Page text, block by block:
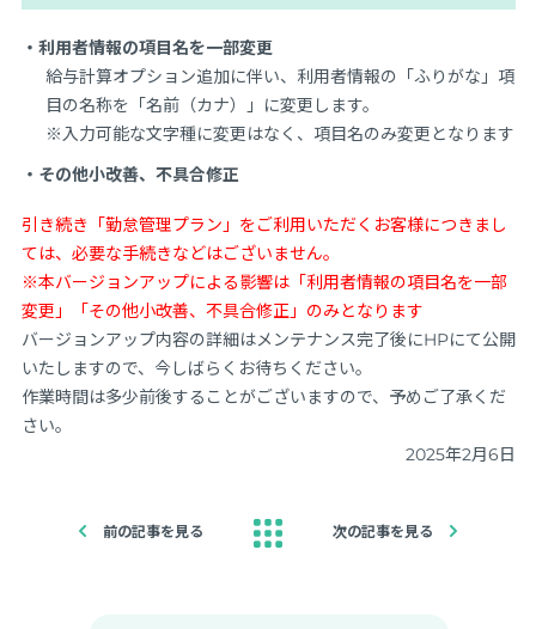
・利用者情報の項目名を一部変更
給与計算オプション追加に伴い、利用者情報の「ふりがな」項
目の名称を「名前（カナ）」に変更します。
※入力可能な文字種に変更はなく、項目名のみ変更となります
・その他小改善、不具合修正
引き続き「勤怠管理プラン」をご利用いただくお客様につきまし
ては、必要な手続きなどはございません。
※本バージョンアップによる影響は「利用者情報の項目名を一部
変更」「その他小改善、不具合修正」のみとなります
バージョンアップ内容の詳細はメンテナンス完了後にHPにて公開
いたしますので、今しばらくお待ちください。
作業時間は多少前後することがございますので、予めご了承くだ
さい。
2025年2月6日
前の記事を見る 次の記事を見る